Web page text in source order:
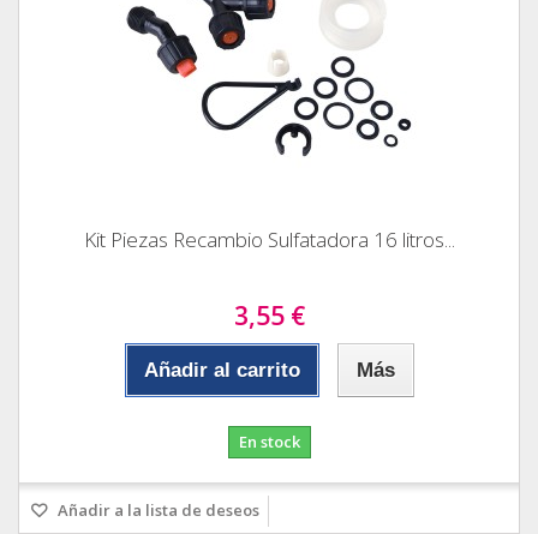
Kit Piezas Recambio Sulfatadora 16 litros...
3,55 €
Añadir al carrito Más
En stock
Añadir a la lista de deseos